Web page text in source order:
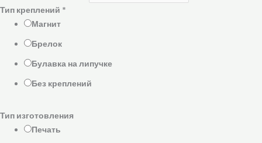
Тип креплений *
Магнит
Брелок
Булавка на липучке
Без креплений
Тип изготовления
Печать